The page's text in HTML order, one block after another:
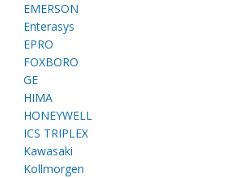
EMERSON
Enterasys
EPRO
FOXBORO
GE
HIMA
HONEYWELL
ICS TRIPLEX
Kawasaki
Kollmorgen